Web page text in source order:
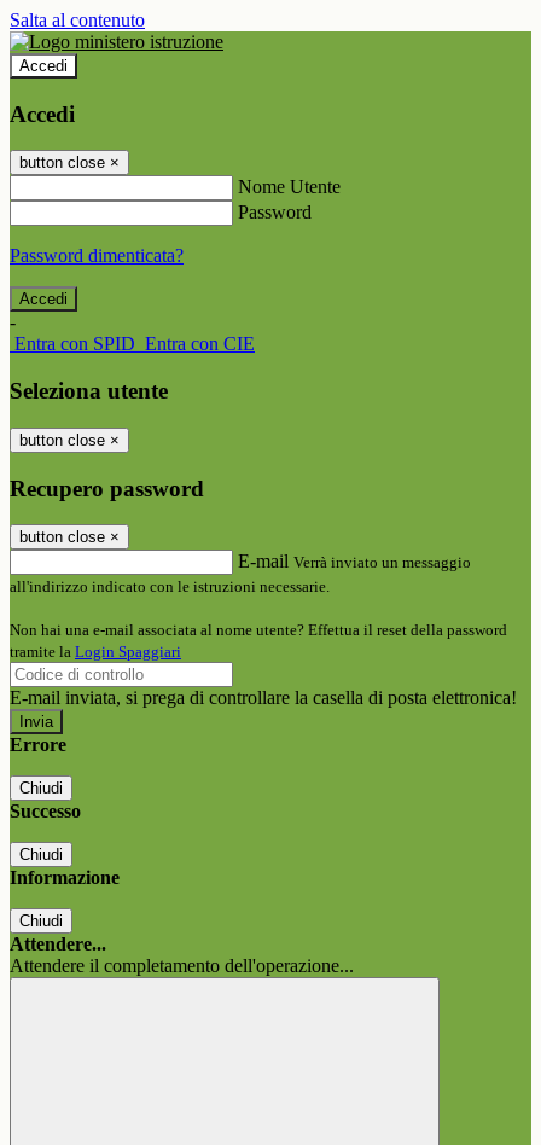
Salta al contenuto
Accedi
Accedi
button close ×
Nome Utente
Password
Password dimenticata?
-
Entra con SPID Entra con CIE
Seleziona utente
button close ×
Recupero password
button close ×
E-mail Verrà inviato un messaggio
all'indirizzo indicato con le istruzioni necessarie.
Non hai una e-mail associata al nome utente? Effettua il reset della password
tramite la Login Spaggiari
E-mail inviata, si prega di controllare la casella di posta elettronica!
Errore
Chiudi
Successo
Chiudi
Informazione
Chiudi
Attendere...
Attendere il completamento dell'operazione...